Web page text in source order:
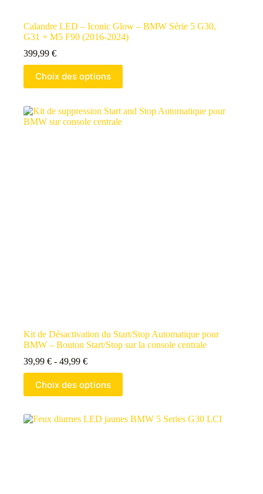
Calandre LED – Iconic Glow – BMW Série 5 G30,
G31 + M5 F90 (2016-2024)
399,99 €
Choix des options
Kit de Désactivation du Start/Stop Automatique pour
BMW – Bouton Start/Stop sur la console centrale
39,99 € - 49,99 €
Choix des options